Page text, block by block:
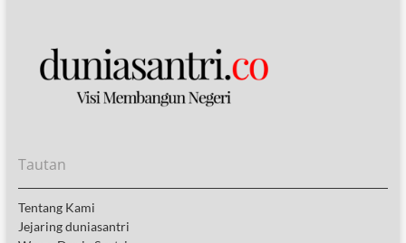
Tautan
Tentang Kami
Jejaring duniasantri